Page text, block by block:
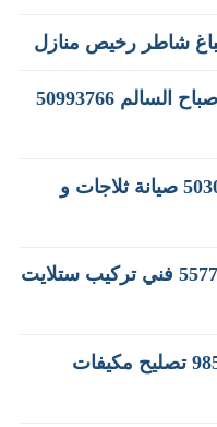
شركات نقل عفش ضاحية علي صباح السالم 50993766
محل تصليح ثلاجات كيفان 50301080 صيانة ثلاجات و
فني ستلايت ورسيفر هدية 55773800 فني تركيب ستلايت
فني تكييف وتبريد الصبية 98548488 تصليح مكيفات